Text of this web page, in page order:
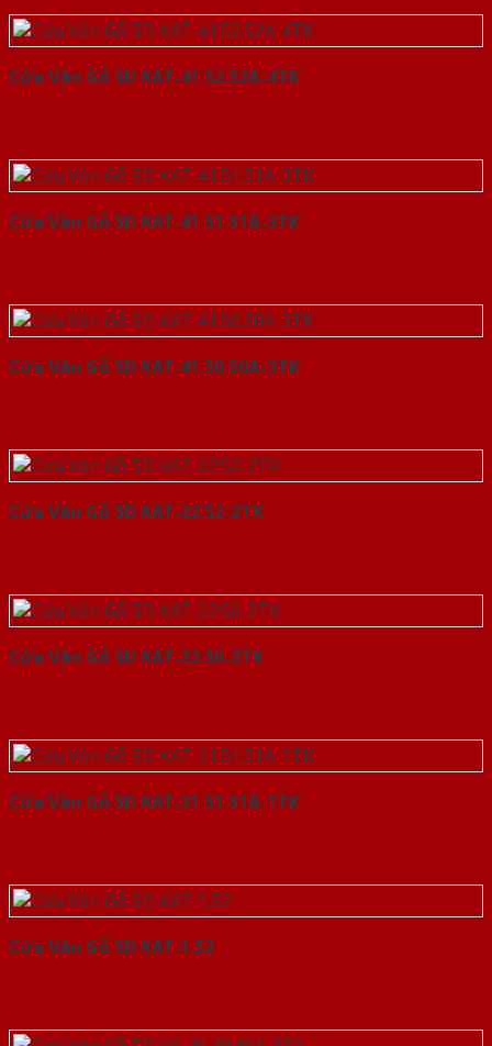
Cửa Vân Gỗ 5D KAT-41.52.52A-4TK
Cửa Vân Gỗ 5D KAT-41.51.51A-3TK
Cửa Vân Gỗ 5D KAT-41.50.50A-3TK
Cửa Vân Gỗ 5D KAT-22.52-2TK
Cửa Vân Gỗ 5D KAT-22.50-2TK
Cửa Vân Gỗ 5D KAT-21.51.51A-1TK
Cửa Vân Gỗ 5D KAT-1.52